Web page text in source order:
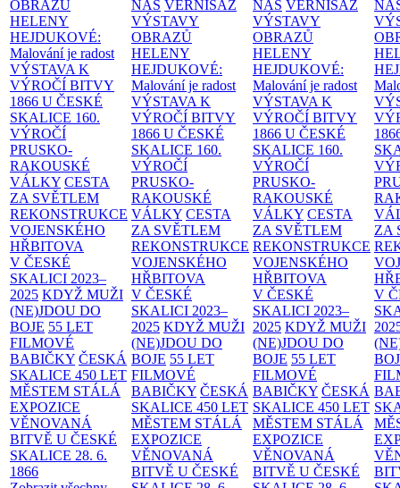
OBRAZŮ
HELENY
HEJDUKOVÉ:
Malování je radost
VÝSTAVA K
VÝROČÍ BITVY
1866 U ČESKÉ
SKALICE 160.
VÝROČÍ
PRUSKO-
RAKOUSKÉ
VÁLKY CESTA
ZA SVĚTLEM
REKONSTRUKCE
VOJENSKÉHO
HŘBITOVA
V ČESKÉ
SKALICI 2023–
2025 KDYŽ MUŽI
(NE)JDOU DO
BOJE 55 LET
FILMOVÉ
BABIČKY ČESKÁ
SKALICE 450 LET
MĚSTEM STÁLÁ
EXPOZICE
VĚNOVANÁ
BITVĚ U ČESKÉ
SKALICE 28. 6.
1866
NÁS VERNISÁŽ
VÝSTAVY
OBRAZŮ
HELENY
HEJDUKOVÉ:
Malování je radost
VÝSTAVA K
VÝROČÍ BITVY
1866 U ČESKÉ
SKALICE 160.
VÝROČÍ
PRUSKO-
RAKOUSKÉ
VÁLKY CESTA
ZA SVĚTLEM
REKONSTRUKCE
VOJENSKÉHO
HŘBITOVA
V ČESKÉ
SKALICI 2023–
2025 KDYŽ MUŽI
(NE)JDOU DO
BOJE 55 LET
FILMOVÉ
BABIČKY ČESKÁ
SKALICE 450 LET
MĚSTEM STÁLÁ
EXPOZICE
VĚNOVANÁ
BITVĚ U ČESKÉ
NÁS VERNISÁŽ
VÝSTAVY
OBRAZŮ
HELENY
HEJDUKOVÉ:
Malování je radost
VÝSTAVA K
VÝROČÍ BITVY
1866 U ČESKÉ
SKALICE 160.
VÝROČÍ
PRUSKO-
RAKOUSKÉ
VÁLKY CESTA
ZA SVĚTLEM
REKONSTRUKCE
VOJENSKÉHO
HŘBITOVA
V ČESKÉ
SKALICI 2023–
2025 KDYŽ MUŽI
(NE)JDOU DO
BOJE 55 LET
FILMOVÉ
BABIČKY ČESKÁ
SKALICE 450 LET
MĚSTEM STÁLÁ
EXPOZICE
VĚNOVANÁ
BITVĚ U ČESKÉ
ZA
V